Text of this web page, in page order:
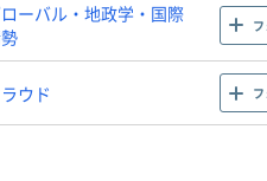
ーバル・地政学・国際
ウド